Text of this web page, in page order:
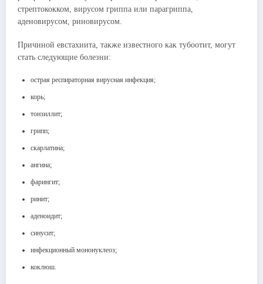
стрептококком, вирусом гриппа или парагриппа,
аденовирусом, риновирусом.
Причиной евстахиита, также известного как тубоотит, могут
стать следующие болезни:
острая респираторная вирусная инфекция;
корь;
тонзиллит;
грипп;
скарлатина;
ангина;
фарингит;
ринит;
аденоидит;
синусит;
инфекционный мононуклеоз;
коклюш.